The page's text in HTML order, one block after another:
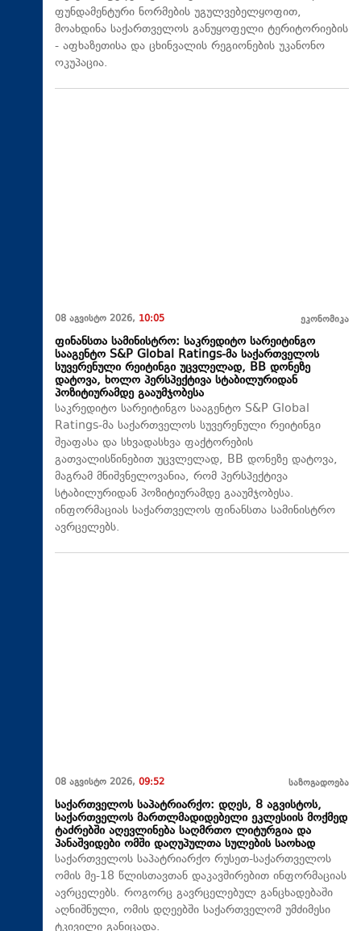
ფუნდამენტური ნორმების უგულვებელყოფით,
მოახდინა საქართველოს განუყოფელი ტერიტორიების
- აფხაზეთისა და ცხინვალის რეგიონების უკანონო
ოკუპაცია.
08 აგვისტო 2026, 10:05 ეკონომიკა
ფინანსთა სამინისტრო: საკრედიტო სარეიტინგო
სააგენტო S&P Global Ratings-მა საქართველოს
სუვერენული რეიტინგი უცვლელად, BB დონეზე
დატოვა, ხოლო პერსპექტივა სტაბილურიდან
პოზიტიურამდე გააუმჯობესა
საკრედიტო სარეიტინგო სააგენტო S&P Global
Ratings-მა საქართველოს სუვერენული რეიტინგი
შეაფასა და სხვადასხვა ფაქტორების
გათვალისწინებით უცვლელად, BB დონეზე დატოვა,
მაგრამ მნიშვნელოვანია, რომ პერსპექტივა
სტაბილურიდან პოზიტიურამდე გააუმჯობესა.
ინფორმაციას საქართველოს ფინანსთა სამინისტრო
ავრცელებს.
08 აგვისტო 2026, 09:52 საზოგადოება
საქართველოს საპატრიარქო: დღეს, 8 აგვისტოს,
საქართველოს მართლმადიდებელი ეკლესიის მოქმედ
ტაძრებში აღევლინება საღმრთო ლიტურგია და
პანაშვიდები ომში დაღუპულთა სულების საოხად
საქართველოს საპატრიარქო რუსეთ-საქართველოს
ომის მე-18 წლისთავთან დაკავშირებით ინფორმაციას
ავრცელებს. როგორც გავრცელებულ განცხადებაში
აღნიშნული, ომის დღეებში საქართველომ უმძიმესი
ტკივილი განიცადა.